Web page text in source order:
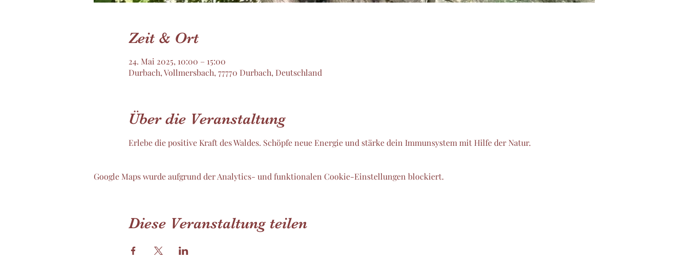
Zeit & Ort
24. Mai 2025, 10:00 – 15:00
Durbach, Vollmersbach, 77770 Durbach, Deutschland
Über die Veranstaltung
Erlebe die positive Kraft des Waldes. Schöpfe neue Energie und stärke dein Immunsystem mit Hilfe der Natur.
Google Maps wurde aufgrund der Analytics- und funktionalen Cookie-Einstellungen blockiert.
Diese Veranstaltung teilen